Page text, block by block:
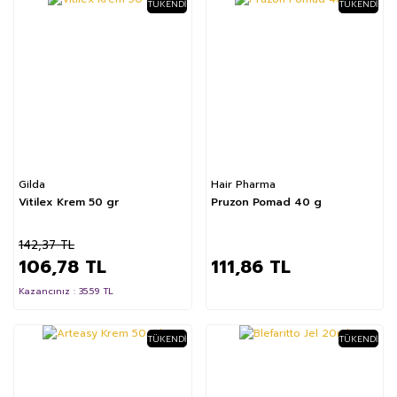
TÜKENDI
Gilda
Vitilex Krem 50 gr
106,78 TL
142,37 TL
Kazancınız : 35.59 TL
TÜKENDI
Hair Pharma
Pruzon Pomad 40 g
111,86 TL
TÜKENDI TÜKENDI